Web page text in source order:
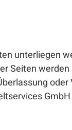
unterliegen
Seiten